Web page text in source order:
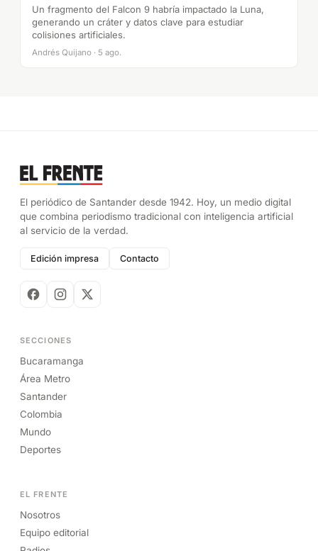
Un fragmento del Falcon 9 habría impactado la Luna,
generando un cráter y datos clave para estudiar
colisiones artificiales.
Andrés Quijano · 5 ago.
El periódico de Santander desde 1942. Hoy, un medio digital
que combina periodismo tradicional con inteligencia artificial
al servicio de la verdad.
Edición impresa Contacto
SECCIONES
Bucaramanga
Área Metro
Santander
Colombia
Mundo
Deportes
EL FRENTE
Nosotros
Equipo editorial